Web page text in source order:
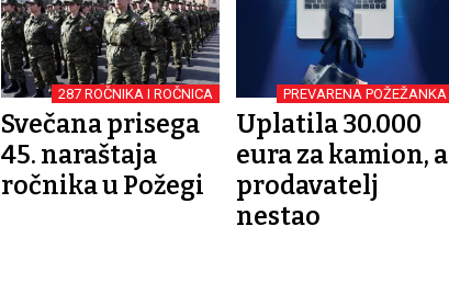
287 ROČNIKA I ROČNICA
Svečana prisega
45. naraštaja
ročnika u Požegi
PREVARENA POŽEŽANKA
Uplatila 30.000
eura za kamion, a
prodavatelj
nestao